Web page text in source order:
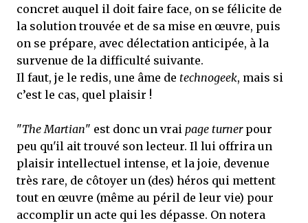
concret auquel il doit faire face, on se félicite de
la solution trouvée et de sa mise en œuvre, puis
on se prépare, avec délectation anticipée, à la
survenue de la difficulté suivante.
Il faut, je le redis, une âme de technogeek, mais si
c’est le cas, quel plaisir !
"The Martian" est donc un vrai page turnerpour
peu qu'il ait trouvé son lecteur. Il lui offrira un
plaisir intellectuel intense, et la joie, devenue
très rare, de côtoyer un (des) héros qui mettent
tout en œuvre (même au péril de leur vie) pour
accomplir un acte qui les dépasse. On notera